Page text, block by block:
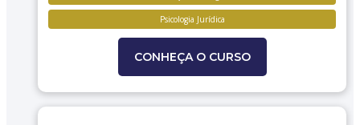
Psicologia Jurídica
CONHEÇA O CURSO